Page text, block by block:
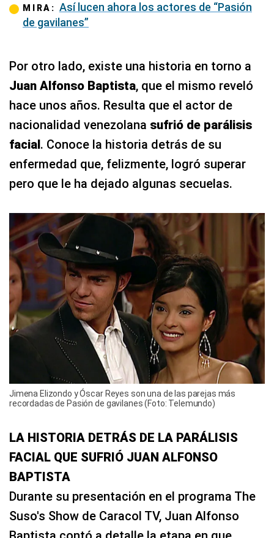
MIRA: Así lucen ahora los actores de “Pasión
de gavilanes”
Por otro lado, existe una historia en torno a
Juan Alfonso Baptista, que el mismo reveló
hace unos años. Resulta que el actor de
nacionalidad venezolana sufrió de parálisis
facial. Conoce la historia detrás de su
enfermedad que, felizmente, logró superar
pero que le ha dejado algunas secuelas.
Jimena Elizondo y Óscar Reyes son una de las parejas más
recordadas de Pasión de gavilanes (Foto: Telemundo)
LA HISTORIA DETRÁS DE LA PARÁLISIS
FACIAL QUE SUFRIÓ JUAN ALFONSO
BAPTISTA
Durante su presentación en el programa The
Suso's Show de Caracol TV, Juan Alfonso